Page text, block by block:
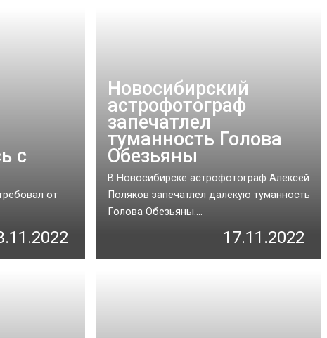
с
от
Новосибирский
астрофотограф
запечатлел
туманность Голова
Обезьяны
В Новосибирске астрофотограф Алексей
Поляков запечатлел далекую туманность
Голова Обезьяны....
17.11.2022